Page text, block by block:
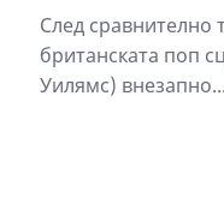
След сравнително
британската поп
Уилямс) внезапно...